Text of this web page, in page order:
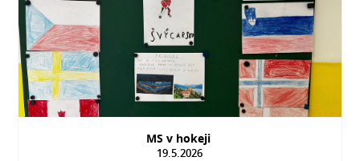
MS v hokeji
19.5.2026